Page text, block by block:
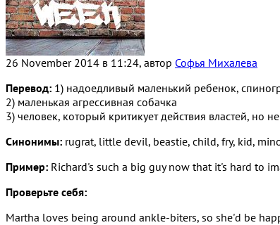
26 November 2014 в 11:24, автор Софья Михалева
Перевод: 1) надоедливый маленький ребенок,
2) маленькая агрессивная собачка
3) человек, который критикует действия властей, но
Синонимы: rugrat, little devil, beastie, child, fry, kid,
Пример: Richard's such a big guy now that it's hard to
Проверьте себя:
Martha loves being around ankle-biters, so she'd be